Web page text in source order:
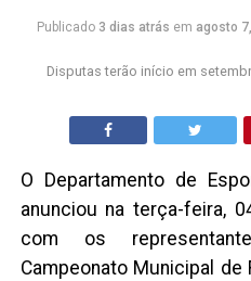
Publicado 3 dias atrás em agosto
Disputas terão início em
O Departamento de
anunciou na terça-feira,
com os
Campeonato Municipal